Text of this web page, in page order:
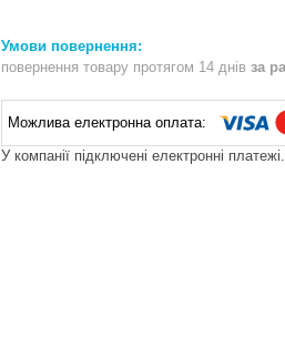
повернення товару протягом 14 днів за
У компанії підключені електронні